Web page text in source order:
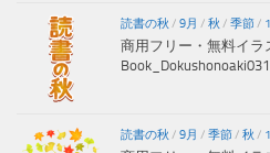
読書の秋 / 9月 / 秋 / 季節/
商用フリー・無料イラ
Book_Dokushonoaki031
読書の秋 / 9月 / 季節/ 秋 /